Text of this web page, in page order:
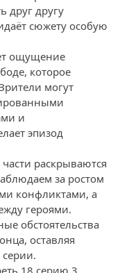
друг другу
сюжету особую
ощущение
которое
могут
и
эпизод
раскрываются
за ростом
конфликтами, а
героями.
обстоятельства
оставляя
18 серию 3